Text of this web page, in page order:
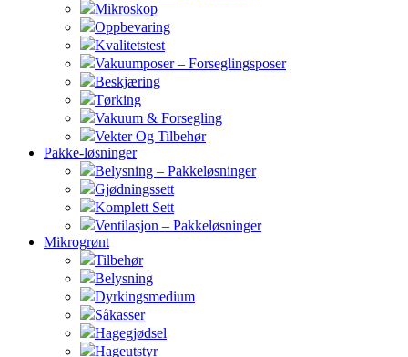
Mikroskop
Oppbevaring
Kvalitetstest
Vakuumposer – Forseglingsposer
Beskjæring
Tørking
Vakuum & Forsegling
Vekter Og Tilbehør
Pakke-løsninger
Belysning – Pakkeløsninger
Gjødningssett
Komplett Sett
Ventilasjon – Pakkeløsninger
Mikrogrønt
Tilbehør
Belysning
Dyrkingsmedium
Såkasser
Hagegjødsel
Hageutstyr